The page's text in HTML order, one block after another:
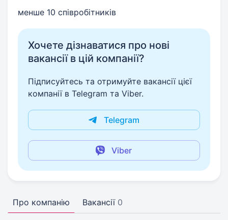
менше 10 співробітників
Хочете дізнаватися про нові
вакансії в цій компанії?
Підписуйтесь та отримуйте вакансії цієї
компанії в Telegram та Viber.
Telegram
Viber
Про компанію Вакансії 0